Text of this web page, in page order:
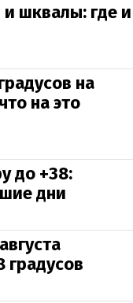
шквалы: где и
на
на это
до +38:
дни
градусов